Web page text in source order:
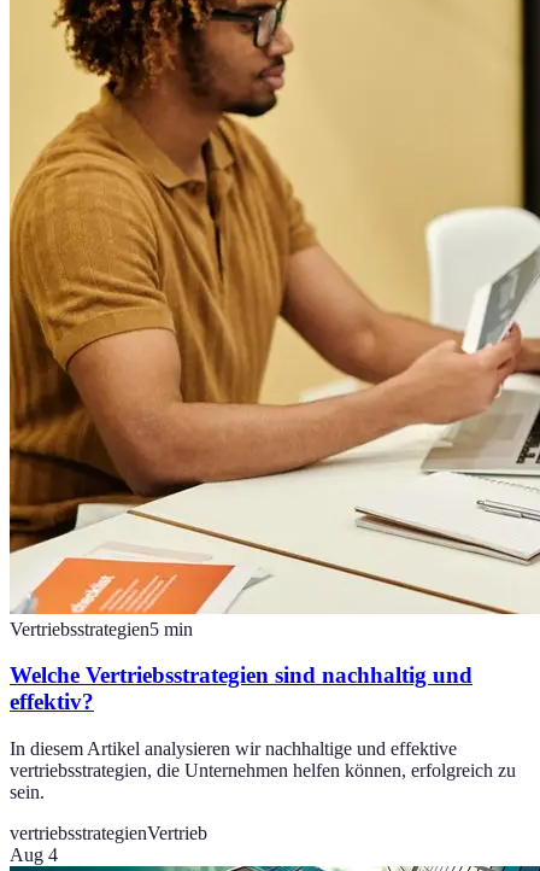
Vertriebsstrategien5 min
Welche Vertriebsstrategien sind nachhaltig und
effektiv?
In diesem Artikel analysieren wir nachhaltige und effektive
vertriebsstrategien, die Unternehmen helfen können, erfolgreich zu
sein.
vertriebsstrategienVertrieb
Aug 4